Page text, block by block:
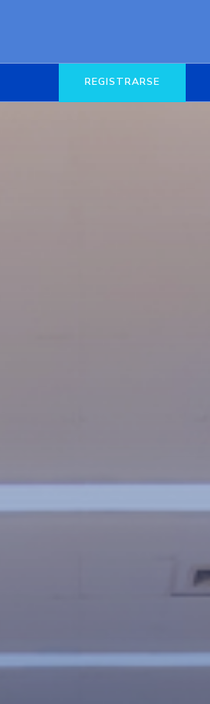
REGISTRARSE